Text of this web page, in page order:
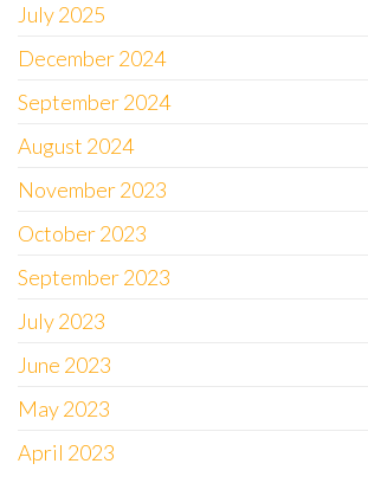
July 2025
December 2024
September 2024
August 2024
November 2023
October 2023
September 2023
July 2023
June 2023
May 2023
April 2023